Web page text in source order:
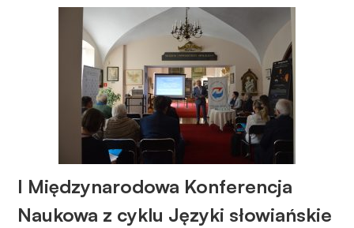
I Międzynarodowa Konferencja
Naukowa z cyklu Języki słowiańskie